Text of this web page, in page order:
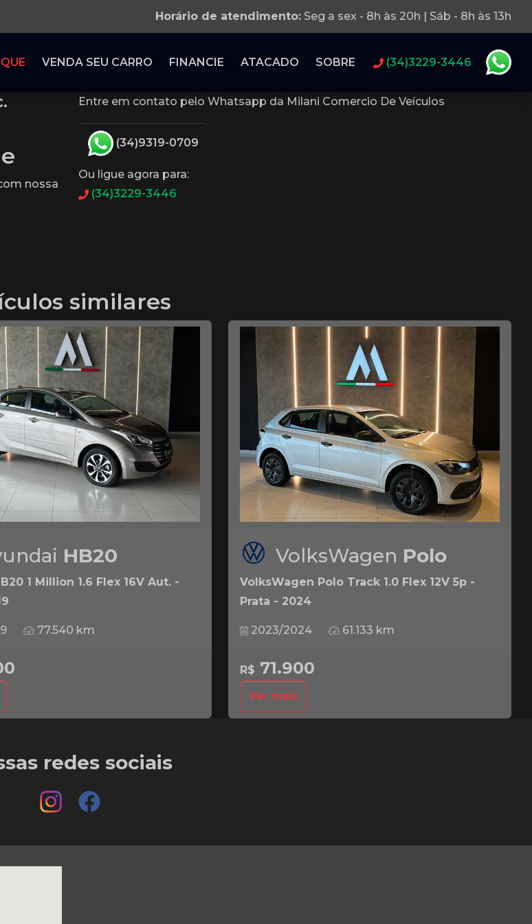
Horário de atendimento: Seg a sex - 8h às 20h | Sáb - 8h às 13h
VENDA SEU CARRO FINANCIE ATACADO SOBRE (34)3229-3446
nossa
Entre em contato pelo Whatsapp da Milani Comercio De Veículos
(34)9319-0709
Ou ligue agora para:
(34)3229-3446
similares
HB20
1 Million 1.6 Flex 16V Aut. -
77.540 km
VolksWagen Polo
VolksWagen Polo Track 1.0 Flex 12V 5p -
Prata - 2024
2023/2024 61.133 km
R$ 71.900
Ver mais
redes sociais